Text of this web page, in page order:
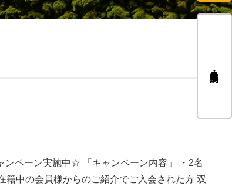
ペーン実施中☆ 「キャンペーン内容」 ・2名
中の会員様からのご紹介でご入会された方 双